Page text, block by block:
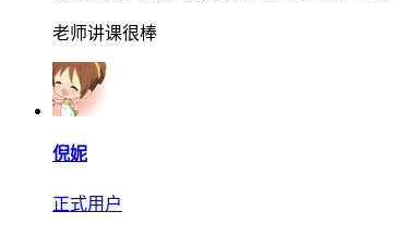
老师讲课很棒
倪妮
正式用户